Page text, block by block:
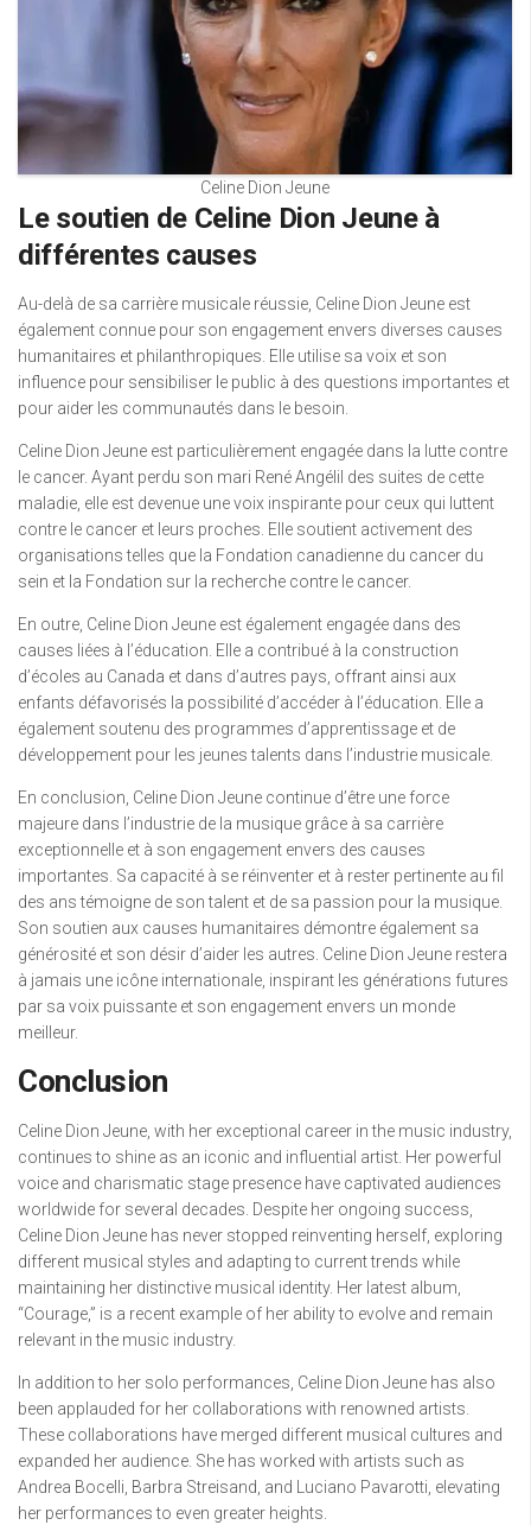
Celine Dion Jeune
Le soutien de Celine Dion Jeune à
différentes causes
Au-delà de sa carrière musicale réussie, Celine Dion Jeune est
également connue pour son engagement envers diverses causes
humanitaires et philanthropiques. Elle utilise sa voix et son
influence pour sensibiliser le public à des questions importantes et
pour aider les communautés dans le besoin.
Celine Dion Jeune est particulièrement engagée dans la lutte contre
le cancer. Ayant perdu son mari René Angélil des suites de cette
maladie, elle est devenue une voix inspirante pour ceux qui luttent
contre le cancer et leurs proches. Elle soutient activement des
organisations telles que la Fondation canadienne du cancer du
sein et la Fondation sur la recherche contre le cancer.
En outre, Celine Dion Jeune est également engagée dans des
causes liées à l’éducation. Elle a contribué à la construction
d’écoles au Canada et dans d’autres pays, offrant ainsi aux
enfants défavorisés la possibilité d’accéder à l’éducation. Elle a
également soutenu des programmes d’apprentissage et de
développement pour les jeunes talents dans l’industrie musicale.
En conclusion, Celine Dion Jeune continue d’être une force
majeure dans l’industrie de la musique grâce à sa carrière
exceptionnelle et à son engagement envers des causes
importantes. Sa capacité à se réinventer et à rester pertinente au fil
des ans témoigne de son talent et de sa passion pour la musique.
Son soutien aux causes humanitaires démontre également sa
générosité et son désir d’aider les autres. Celine Dion Jeune restera
à jamais une icône internationale, inspirant les générations futures
par sa voix puissante et son engagement envers un monde
meilleur.
Conclusion
Celine Dion Jeune, with her exceptional career in the music industry,
continues to shine as an iconic and influential artist. Her powerful
voice and charismatic stage presence have captivated audiences
worldwide for several decades. Despite her ongoing success,
Celine Dion Jeune has never stopped reinventing herself, exploring
different musical styles and adapting to current trends while
maintaining her distinctive musical identity. Her latest album,
“Courage,” is a recent example of her ability to evolve and remain
relevant in the music industry.
In addition to her solo performances, Celine Dion Jeune has also
been applauded for her collaborations with renowned artists.
These collaborations have merged different musical cultures and
expanded her audience. She has worked with artists such as
Andrea Bocelli, Barbra Streisand, and Luciano Pavarotti, elevating
her performances to even greater heights.